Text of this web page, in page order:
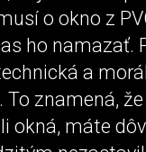
o okno z
ho namazať.
a
To znamená,
okná, máte